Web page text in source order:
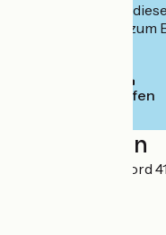
Interessiert Sie
deren Website
Anrufen
Localisation
25 Rue de Chambord